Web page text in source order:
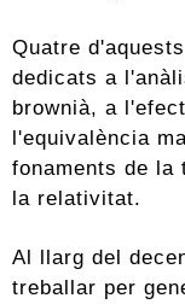
Quatre
dedicats a
brownià, a
l'equivalència
fonaments de la
la relativitat.
Al llarg del
treballar per